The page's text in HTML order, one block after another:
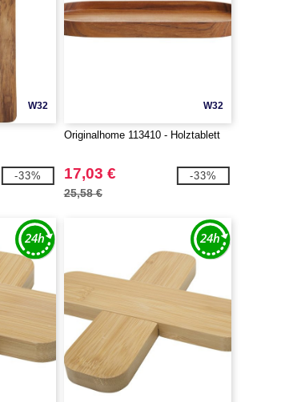
W32
-33%
W32
Originalhome 113410 - Holztablett
17,03 €
25,58 €
-33%